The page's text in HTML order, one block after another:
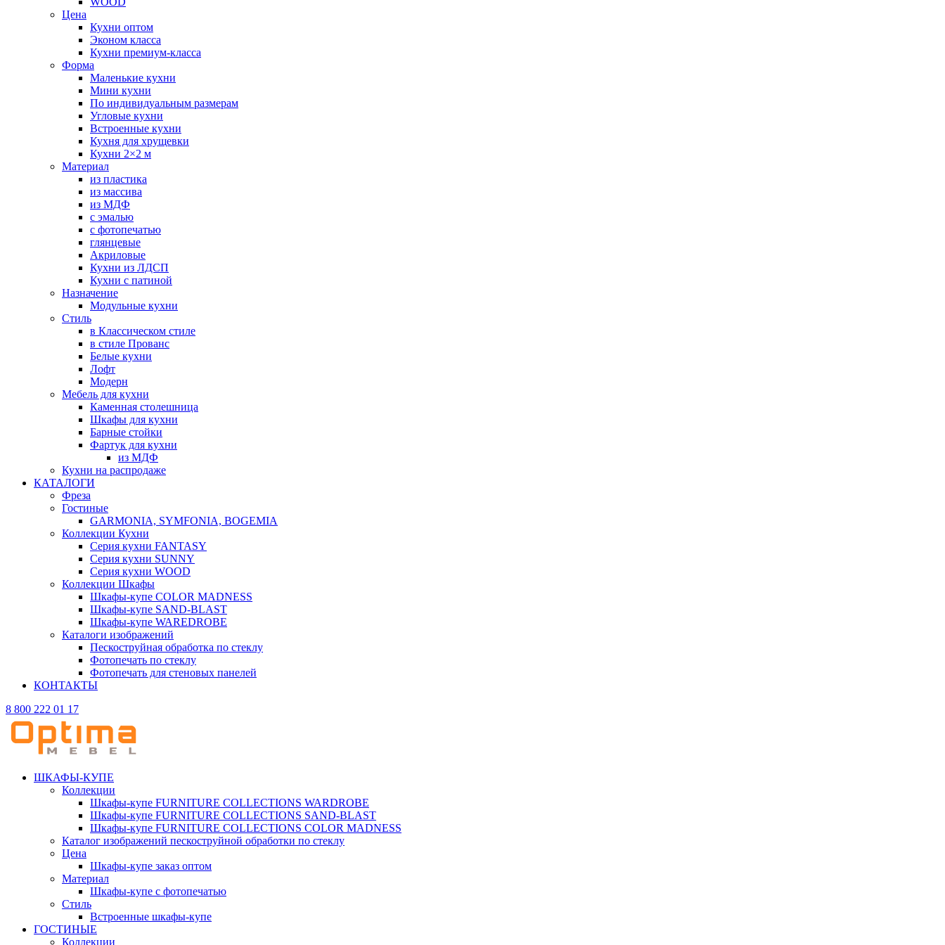
Цена
Кухни оптом
Эконом класса
Кухни премиум-класса
Форма
Маленькие кухни
Мини кухни
По индивидуальным размерам
Угловые кухни
Встроенные кухни
Кухня для хрущевки
Кухни 2×2 м
Материал
из пластика
из массива
из МДФ
с эмалью
с фотопечатью
глянцевые
Акриловые
Кухни из ЛДСП
Кухни с патиной
Назначение
Модульные кухни
Стиль
в Классическом стиле
в стиле Прованс
Белые кухни
Лофт
Модерн
Мебель для кухни
Каменная столешница
Шкафы для кухни
Барные стойки
Фартук для кухни
из МДФ
Кухни на распродаже
КАТАЛОГИ
Фреза
Гостиные
GARMONIA, SYMFONIA, BOGEMIA
Коллекции Кухни
Серия кухни FANTASY
Серия кухни SUNNY
Серия кухни WOOD
Коллекции Шкафы
Шкафы-купе COLOR MADNESS
Шкафы-купе SAND-BLAST
Шкафы-купе WAREDROBE
Каталоги изображений
Пескоструйная обработка по стеклу
Фотопечать по стеклу
Фотопечать для стеновых панелей
КОНТАКТЫ
8 800 222 01 17
ШКАФЫ-КУПЕ
Коллекции
Шкафы-купе FURNITURE COLLECTIONS WARDROBE
Шкафы-купе FURNITURE COLLECTIONS SAND-BLAST
Шкафы-купе FURNITURE COLLECTIONS COLOR MADNESS
Каталог изображений пескоструйной обработки по стеклу
Цена
Шкафы-купе заказ оптом
Материал
Шкафы-купе с фотопечатью
Стиль
Встроенные шкафы-купе
ГОСТИНЫЕ
Коллекции